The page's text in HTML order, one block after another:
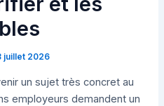
juillet 2026
un sujet très concret au
employeurs demandent un